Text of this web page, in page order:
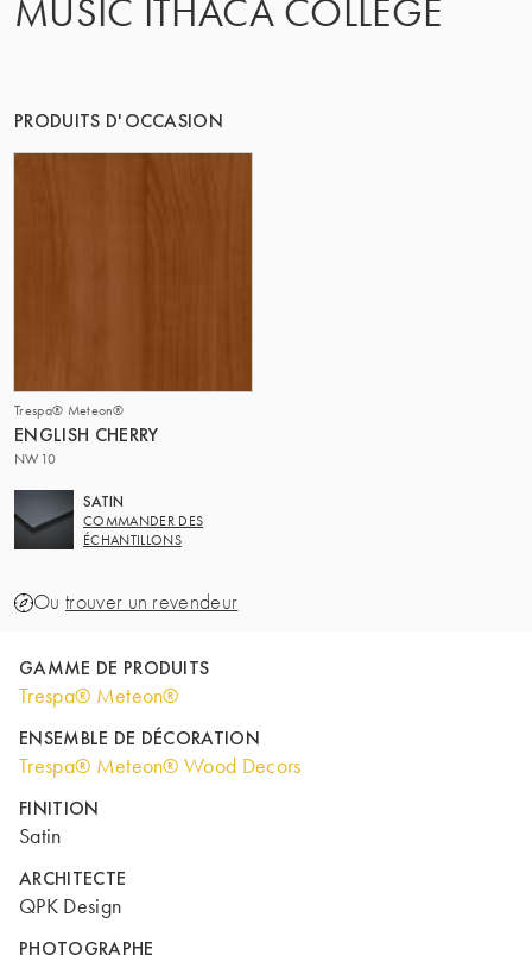
MUSIC ITHACA COLLEGE
PRODUITS D'OCCASION
Trespa® Meteon®
ENGLISH CHERRY
NW10
SATIN
COMMANDER DES
ÉCHANTILLONS
Ou trouver un revendeur
GAMME DE PRODUITS
Trespa® Meteon®
ENSEMBLE DE DÉCORATION
Trespa® Meteon® Wood Decors
FINITION
Satin
ARCHITECTE
QPK Design
PHOTOGRAPHE